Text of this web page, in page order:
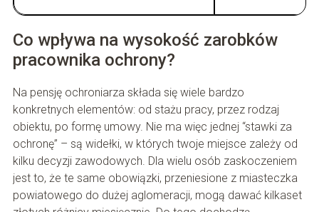
Co wpływa na wysokość zarobków
pracownika ochrony?
Na pensję ochroniarza składa się wiele bardzo
konkretnych elementów: od stażu pracy, przez rodzaj
obiektu, po formę umowy. Nie ma więc jednej “stawki za
ochronę” – są widełki, w których twoje miejsce zależy od
kilku decyzji zawodowych. Dla wielu osób zaskoczeniem
jest to, że te same obowiązki, przeniesione z miasteczka
powiatowego do dużej aglomeracji, mogą dawać kilkaset